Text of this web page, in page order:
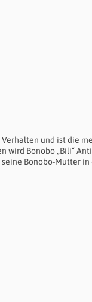
und ist die
wird Bonobo „Bili“
Bonobo-Mutter